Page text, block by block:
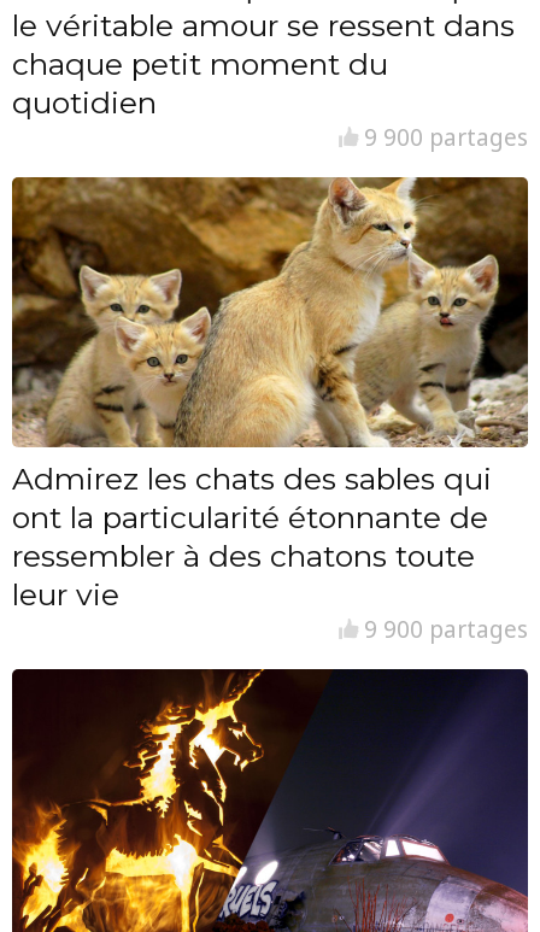
le véritable amour se ressent dans
chaque petit moment du
quotidien
9 900 partages
Admirez les chats des sables qui
ont la particularité étonnante de
ressembler à des chatons toute
leur vie
9 900 partages